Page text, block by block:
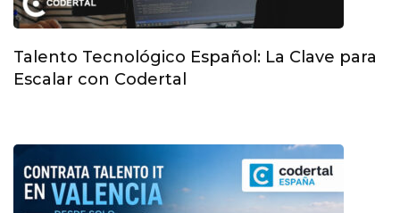
Talento Tecnológico Español: La Clave para
Escalar con Codertal